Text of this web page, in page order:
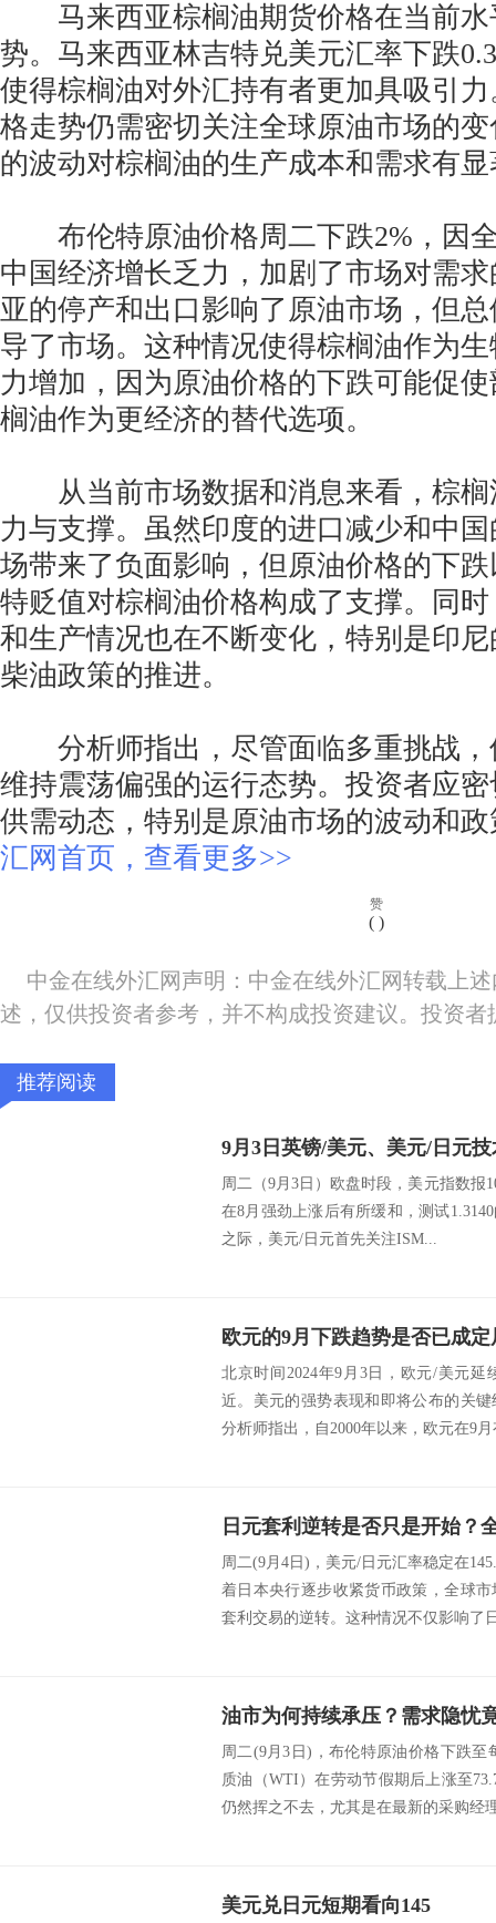
马来西亚棕榈油期货价格在当前水
势。马来西亚林吉特兑美元汇率下跌
使得棕榈油对外汇持有者更加具吸引
格走势仍需密切关注全球原油市场的
的波动对棕榈油的生产成本和需求有
布伦特原油价格周二下跌2%，因
中国经济增长乏力，加剧了市场对需
亚的停产和出口影响了原油市场，但
导了市场。这种情况使得棕榈油作为
力增加，因为原油价格的下跌可能促
榈油作为更经济的替代选项。
从当前市场数据和消息来看，棕榈
力与支撑。虽然印度的进口减少和中
场带来了负面影响，但原油价格的下
特贬值对棕榈油价格构成了支撑。同
和生产情况也在不断变化，特别是印
柴油政策的推进。
分析师指出，尽管面临多重挑战，
维持震荡偏强的运行态势。投资者应
供需动态，特别是原油市场的波动和
汇网首页，查看更多>>
赞
( )
中金在线外汇网声明：中金在线外汇网转载上
述，仅供投资者参考，并不构成投资建议。投资
推荐阅读
9月3日英镑/美元、美元/日元
周二（9月3日）欧盘时段，美元指数报
在8月强劲上涨后有所缓和，测试
之际，美元/日元首先关注ISM...
北京时间2024年9月3日，欧元/美元
近。美元的强势表现和即将公布的关
分析师指出，自2000年以来，欧元在9
日元套利逆转是否只是开始？
周二(9月4日)，美元/日元汇率稳定在
着日本央行逐步收紧货币政策，全球
套利交易的逆转。这种情况不仅影响了
油市为何持续承压？需求隐忧
周二(9月3日)，布伦特原油价格下跌至
质油（WTI）在劳动节假期后上涨至
仍然挥之不去，尤其是在最新的采购经
美元兑日元短期看向145